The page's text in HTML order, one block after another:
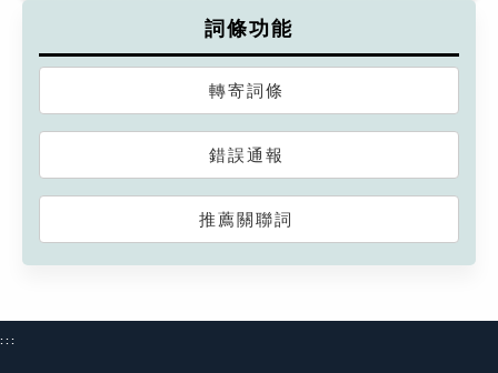
詞條功能
轉寄詞條
錯誤通報
推薦關聯詞
:::